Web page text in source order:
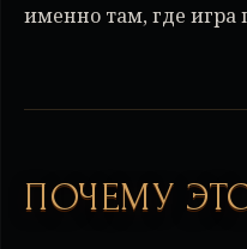
именно там, где игра
ПОЧЕМУ